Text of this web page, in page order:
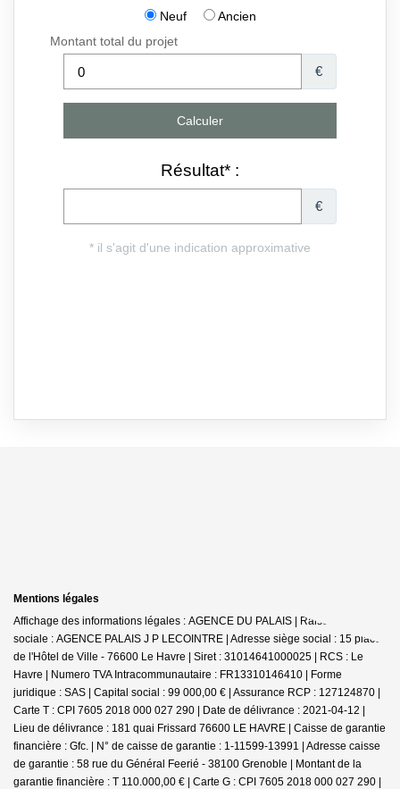
Mentions légales
Affichage des informations légales : AGENCE DU PALAIS | Raison
sociale : AGENCE PALAIS J P LECOINTRE | Adresse siège social : 15 place
de l'Hôtel de Ville - 76600 Le Havre | Siret : 31014641000025 | RCS : Le
Havre | Numero TVA Intracommunautaire : FR13310146410 | Forme
juridique : SAS | Capital social : 99 000,00 € | Assurance RCP : 127124870 |
Carte T : CPI 7605 2018 000 027 290 | Date de délivrance : 2021-04-12 |
Lieu de délivrance : 181 quai Frissard 76600 LE HAVRE | Caisse de garantie
financière : Gfc. | N° de caisse de garantie : 1-11599-13991 | Adresse caisse
de garantie : 58 rue du Général Feerié - 38100 Grenoble | Montant de la
garantie financière : T 110.000,00 € | Carte G : CPI 7605 2018 000 027 290 |